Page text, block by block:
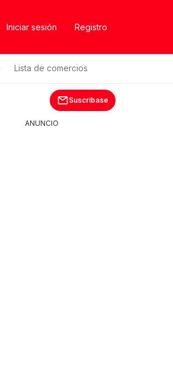
Iniciar sesión Registro
Lista de comercios
Suscríbase
ANUNCIO